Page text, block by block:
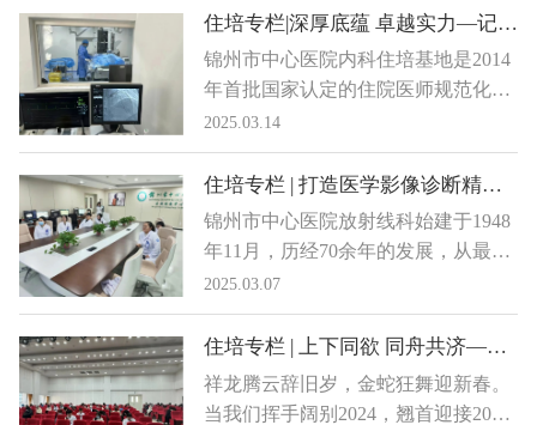
培训机构，拥有一流的医疗设备、强
大的师资团队、完善教学体系及丰富
的医疗资源。基地自成立以来，妇产
住培专栏|深厚底蕴 卓越实力—记锦州市中心医院内科住培基地
锦州市中心医院内科住培基地是2014
年首批国家认定的住院医师规范化培
训基地，是集医疗、教学、科研为一
体的综合性培训平台，依托医院强大
的内科专业实力，致力于为国家培养
优秀的内科住院医师。基地涵盖了9
个亚专科，拥有先进的教学设施和丰
2025.03.14
住培专栏 | 打造医学影像诊断精英——记锦州市中心医院放射线住培基地
锦州市中心医院放射线科始建于1948
年11月，历经70余年的发展，从最初
仅有3名工作人员和2台简单X光机的
小科室，逐步壮大为拥有50余名工作
人员、配备多种大型先进设备的综合
性科室。2011年，科室成功获得住院
医师规范化培训基地资格，并于2015
2025.03.07
住培专栏 | 上下同欲 同舟共济——2024年住培工作回眸
祥龙腾云辞旧岁，金蛇狂舞迎新春。
当我们挥手阔别2024，翘首迎接2025